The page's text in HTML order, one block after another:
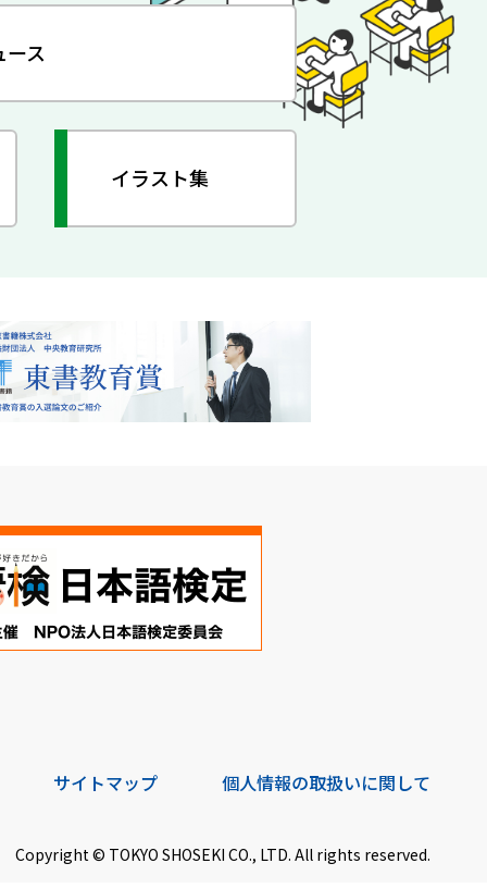
ース
イラスト集
サイトマップ 個人情報の取扱いに関して
Copyright © TOKYO SHOSEKI CO., LTD. All rights reserved.